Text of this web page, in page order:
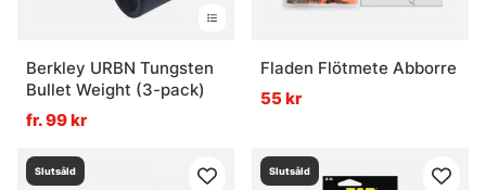
Berkley URBN Tungsten
Bullet Weight (3-pack)
fr. 99 kr
Fladen Flötmete Abborre
55 kr
Slutsåld Slutsåld